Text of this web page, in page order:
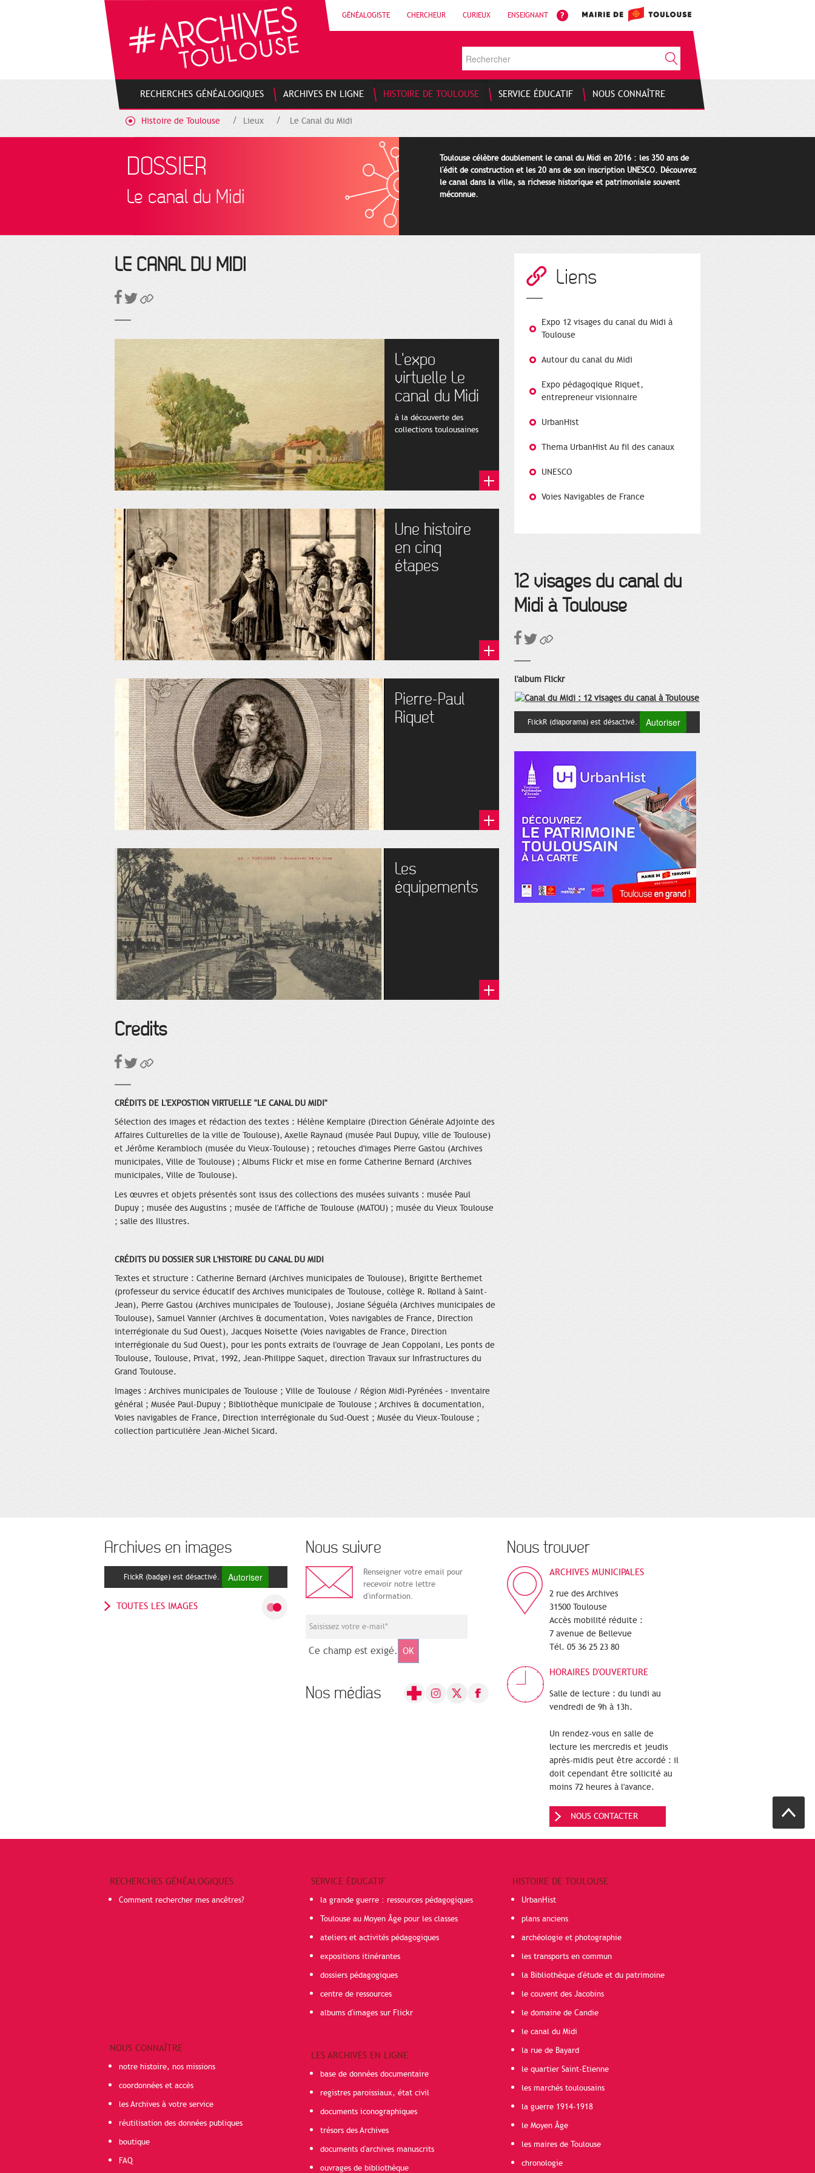
GÉNÉALOGISTE CHERCHEUR CURIEUX ENSEIGNANT
RECHERCHES GÉNÉALOGIQUES ARCHIVES EN LIGNE HISTOIRE DE TOULOUSE SERVICE ÉDUCATIF NOUS CONNAÎTRE
Histoire de Toulouse Lieux Le Canal du Midi
DOSSIER
Le canal du Midi
Toulouse célèbre doublement le canal du Midi en 2016 : les 350 ans de
l'édit de construction et les 20 ans de son inscription UNESCO. Découvrez
le canal dans la ville, sa richesse historique et patrimoniale souvent
méconnue.
LE CANAL DU MIDI
L'expo
virtuelle Le
canal du Midi
à la découverte des
collections toulousaines
Une histoire
en cinq
étapes
Pierre-Paul
Riquet
Les
équipements
Crédits
CRÉDITS DE L'EXPOSTION VIRTUELLE "LE CANAL DU MIDI"
Sélection des images et rédaction des textes : Hélène Kemplaire (Direction Générale Adjointe des
Affaires Culturelles de la ville de Toulouse), Axelle Raynaud (musée Paul Dupuy, ville de Toulouse)
et Jérôme Kerambloch (musée du Vieux-Toulouse) ; retouches d'images Pierre Gastou (Archives
municipales, Ville de Toulouse) ; Albums Flickr et mise en forme Catherine Bernard (Archives
municipales, Ville de Toulouse).
Les œuvres et objets présentés sont issus des collections des musées suivants : musée Paul
Dupuy ; musée des Augustins ; musée de l'Affiche de Toulouse (MATOU) ; musée du Vieux Toulouse
; salle des Illustres.
CRÉDITS DU DOSSIER SUR L'HISTOIRE DU CANAL DU MIDI
Textes et structure : Catherine Bernard (Archives municipales de Toulouse), Brigitte Berthemet
(professeur du service éducatif des Archives municipales de Toulouse, collège R. Rolland à Saint-
Jean), Pierre Gastou (Archives municipales de Toulouse), Josiane Séguéla (Archives municipales de
Toulouse), Samuel Vannier (Archives & documentation, Voies navigables de France, Direction
interrégionale du Sud Ouest), Jacques Noisette (Voies navigables de France, Direction
interrégionale du Sud Ouest), pour les ponts extraits de l'ouvrage de Jean Coppolani, Les ponts de
Toulouse, Toulouse, Privat, 1992, Jean-Philippe Saquet, direction Travaux sur Infrastructures du
Grand Toulouse.
Images : Archives municipales de Toulouse ; Ville de Toulouse / Région Midi-Pyrénées – inventaire
général ; Musée Paul-Dupuy ; Bibliothèque municipale de Toulouse ; Archives & documentation,
Voies navigables de France, Direction interrégionale du Sud-Ouest ; Musée du Vieux-Toulouse ;
collection particulière Jean-Michel Sicard.
Liens
Expo 12 visages du canal du Midi à
Toulouse
Autour du canal du Midi
Expo pédagoqique Riquet,
entrepreneur visionnaire
UrbanHist
Thema UrbanHist Au fil des canaux
UNESCO
Voies Navigables de France
12 visages du canal du
Midi à Toulouse
l'album Flickr
FlickR (diaporama) est désactivé. Autoriser
Archives en images
FlickR (badge) est désactivé. Autoriser
TOUTES LES IMAGES
Nous suivre
Renseigner votre email pour
recevoir notre lettre
d'information.
Ce champ est exigé. OK
Nos médias
Nous trouver
ARCHIVES MUNICIPALES
2 rue des Archives
31500 Toulouse
Accès mobilité réduite :
7 avenue de Bellevue
Tél. 05 36 25 23 80
HORAIRES D'OUVERTURE
Salle de lecture : du lundi au
vendredi de 9h à 13h.
Un rendez-vous en salle de
lecture les mercredis et jeudis
après-midis peut être accordé : il
doit cependant être sollicité au
moins 72 heures à l'avance.
NOUS CONTACTER
RECHERCHES GÉNÉALOGIQUES
Comment rechercher mes ancêtres?
NOUS CONNAÎTRE
notre histoire, nos missions
coordonnées et accès
les Archives à votre service
réutilisation des données publiques
boutique
FAQ
SERVICE ÉDUCATIF
la grande guerre : ressources pédagogiques
Toulouse au Moyen Âge pour les classes
ateliers et activités pédagogiques
expositions itinérantes
dossiers pédagogiques
centre de ressources
albums d'images sur Flickr
LES ARCHIVES EN LIGNE
base de données documentaire
registres paroissiaux, état civil
documents iconographiques
trésors des Archives
documents d'archives manuscrits
ouvrages de bibliothèque
HISTOIRE DE TOULOUSE
UrbanHist
plans anciens
archéologie et photographie
les transports en commun
la Bibliothèque d'étude et du patrimoine
le couvent des Jacobins
le domaine de Candie
le canal du Midi
la rue de Bayard
le quartier Saint-Etienne
les marchés toulousains
la guerre 1914-1918
le Moyen Âge
les maires de Toulouse
chronologie
Gestion de vos préférences sur les cookies